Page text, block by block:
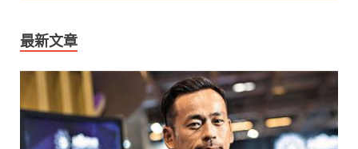
最新文章